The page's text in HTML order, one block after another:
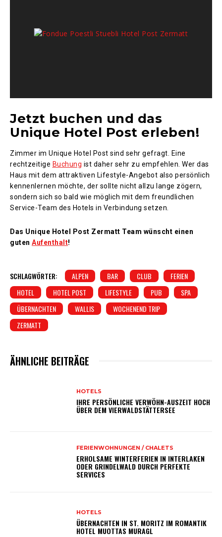
Jetzt buchen und das
Unique Hotel Post erleben!
Zimmer im Unique Hotel Post sind sehr gefragt. Eine
rechtzeitige Buchung ist daher sehr zu empfehlen. Wer das
Haus mit dem attraktiven Lifestyle-Angebot also persönlich
kennenlernen möchte, der sollte nicht allzu lange zögern,
sondern sich so bald wie möglich mit dem freundlichen
Service-Team des Hotels in Verbindung setzen.
Das Unique Hotel Post Zermatt Team wünscht einen
guten Aufenthalt!
SCHLAGWÖRTER: ALPEN BAR CLUB
FERIEN
HOTEL
HOTEL POST LIFESTYLE PUB
SPA
ÜBERNACHTEN
WALLIS
WOCHENEND TRIP
ZERMATT
ÄHNLICHE BEITRÄGE
HOTELS
IHRE PERSÖNLICHE VERWÖHN-AUSZEIT HOCH
ÜBER DEM VIERWALDSTÄTTERSEE
FERIENWOHNUNGEN / CHALETS
ERHOLSAME WINTERFERIEN IN INTERLAKEN
ODER GRINDELWALD DURCH PERFEKTE
SERVICES
HOTELS
ÜBERNACHTEN IN ST. MORITZ IM ROMANTIK
HOTEL MUOTTAS MURAGL